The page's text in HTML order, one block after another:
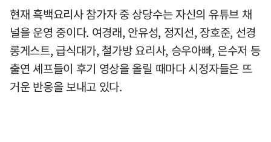
현재 흑백요리사 참가자 중 상당수는 자신의 유튜브 채
널을 운영 중이다. 여경래, 안유성, 정지선, 장호준, 선경
롱게스트, 급식대가, 철가방 요리사, 승우아빠, 은수저 등
출연 셰프들이 후기 영상을 올릴 때마다 시정자들은 뜨
거운 반응을 보내고 있다.